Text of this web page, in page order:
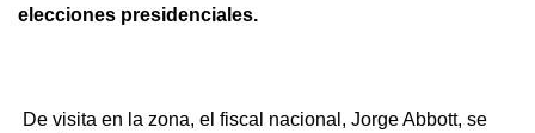
elecciones presidenciales.
De visita en la zona, el fiscal nacional, Jorge Abbott, se